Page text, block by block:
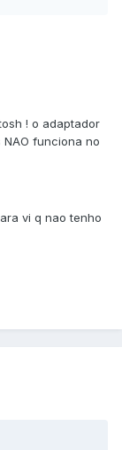
! o adaptador
funciona no
vi q nao tenho